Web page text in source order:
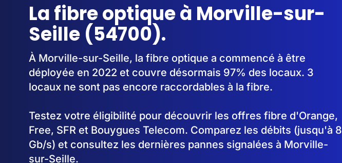
La fibre optique à Morville-sur-
Seille (54700).
À Morville-sur-Seille, la fibre optique a commencé à être
déployée en 2022 et couvre désormais 97% des locaux. 3
locaux ne sont pas encore raccordables à la fibre.
Testez votre éligibilité pour découvrir les offres fibre d'Orange,
Free, SFR et Bouygues Telecom. Comparez les débits (jusqu'à 8
Gb/s) et consultez les dernières pannes signalées à Morville-
sur-Seille.